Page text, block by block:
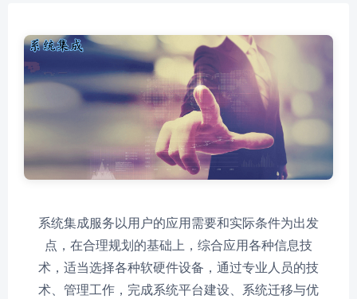
系统集成服务以用户的应用需要和实际条件为出发
点，在合理规划的基础上，综合应用各种信息技
术，适当选择各种软硬件设备，通过专业人员的技
术、管理工作，完成系统平台建设、系统迁移与优